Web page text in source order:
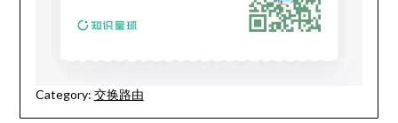
Category: 交换路由